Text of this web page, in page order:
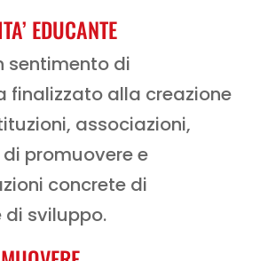
EDUCANTE
sentimento di
finalizzato alla creazione
associazioni,
promuovere e
concrete di
di sviluppo.